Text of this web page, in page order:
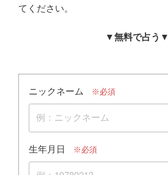
てください。
▼無料で占う▼
ニックネーム ※必須
生年月日 ※必須